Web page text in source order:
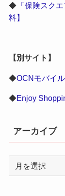
◆ 「保険スク
料】
【別サイト】
◆OCNモバイ
◆Enjoy
アーカイブ